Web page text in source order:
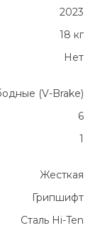
Ролики для
Упоры для
Эспандеры и
2023
18 кг
Нет
(V-Brake)
6
1
Жесткая
Грипшифт
Сталь Hi-Ten